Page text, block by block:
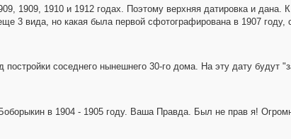
1909, 1910 и 1912 годах. Поэтому верхняя датировка и дана.
3 вида, но какая была первой сфотографирована в 1907 году,
постройки соседнего нынешнего 30-го дома. На эту дату будут
в 1904 - 1905 году. Ваша Правда. Был не прав я!